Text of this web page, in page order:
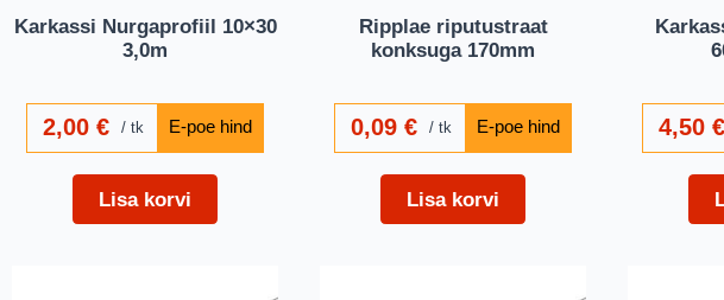
Karkassi Nurgaprofiil 10×30
3,0m
2,00€ tk
Lisa korvi
Ripplae riputustraat
konksuga 170mm
0,09€ tk
Lisa korvi
4,50€